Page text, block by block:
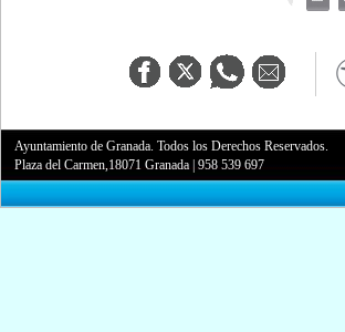
Ayuntamiento de Granada. Todos los Derechos Reservados.
Plaza del Carmen,18071 Granada |958 539 697